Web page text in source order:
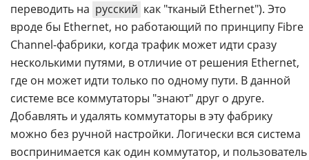
переводить на русский как "тканый Ethernet"). Это
вроде бы Ethernet, но работающий по принципу Fibre
Channel-фабрики, когда трафик может идти сразу
несколькими путями, в отличие от решения Ethernet,
где он может идти только по одному пути. В данной
системе все коммутаторы "знают" друг о друге.
Добавлять и удалять коммутаторы в эту фабрику
можно без ручной настройки. Логически вся система
воспринимается как один коммутатор, и пользователь